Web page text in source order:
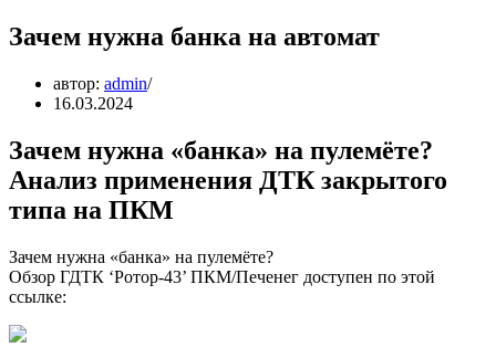
Зачем нужна банка на автомат
автор: admin
16.03.2024
Зачем нужна «банка» на пулемёте?
Анализ применения ДТК закрытого
типа на ПКМ
Зачем нужна «банка» на пулемёте?
Обзор ГДТК ‘Ротор-43’ ПКМ/Печенег доступен по этой
ссылке: